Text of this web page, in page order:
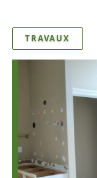
TRAVAUX